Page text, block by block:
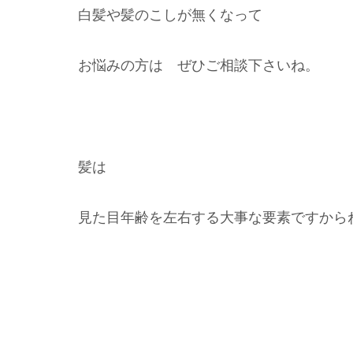
白髪や髪のこしが無くなって
お悩みの方は ぜひご相談下さいね。
髪は
見た目年齢を左右する大事な要素ですから